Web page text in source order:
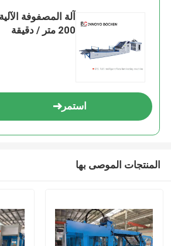
آلة المصفوفة
200 متر / دقيقة
استمر
المنتجات الموصى بها